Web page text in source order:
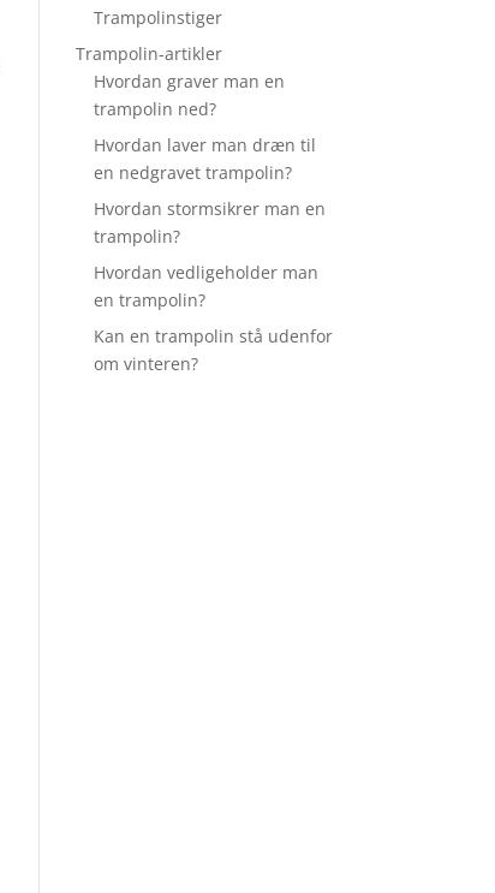
Trampolinstiger
Trampolin-artikler
Hvordan graver man en
trampolin ned?
Hvordan laver man dræn til
en nedgravet trampolin?
Hvordan stormsikrer man en
trampolin?
Hvordan vedligeholder man
en trampolin?
Kan en trampolin stå udenfor
om vinteren?